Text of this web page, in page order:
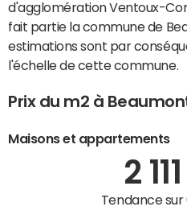
d'agglomération Ventoux-
fait partie la commune de
estimations sont par
l'échelle de cette commune.
Prix du m2 à
Maisons et appartements
2 111
Tendance sur